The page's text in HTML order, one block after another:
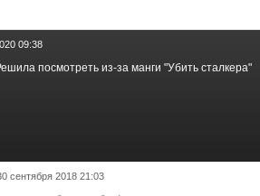
09:38
посмотреть из-за манги "Убить сталкера"
сентября 2018 21:03